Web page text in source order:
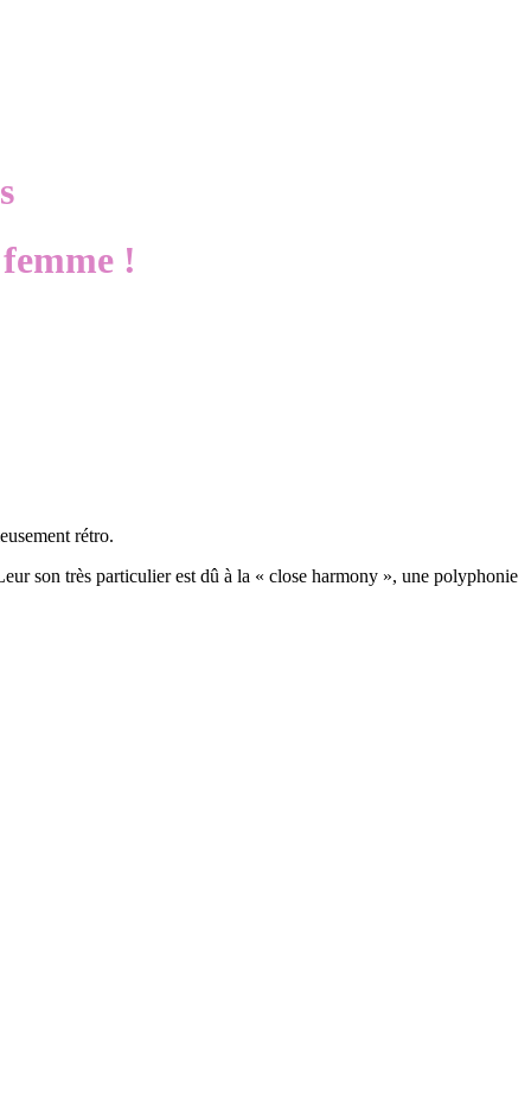
!
rétro.
son très particulier est dû à la « close harmony », une polyphonie